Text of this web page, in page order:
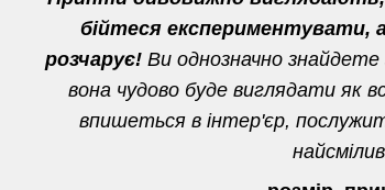
бійтеся експериментувати,
розчарує! Ви однозначно знайдете
вона чудово буде виглядати як
впишеться в інтер'єр,